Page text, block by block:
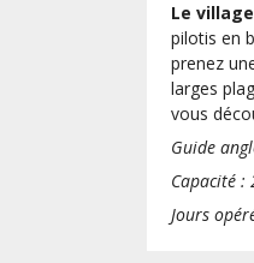
Le
pilotis en
prenez
larges
vous
Guide
Capacité :
Jours